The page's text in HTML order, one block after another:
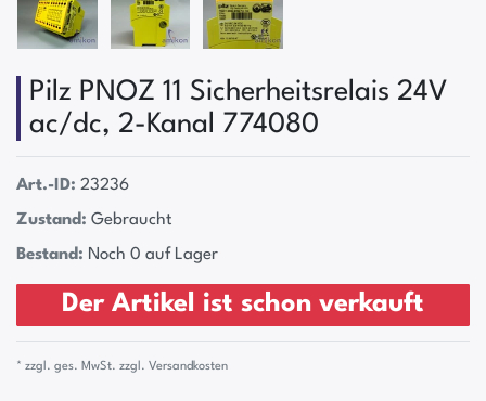
Pilz PNOZ 11 Sicherheitsrelais 24V
ac/dc, 2-Kanal 774080
Art.-ID: 23236
Zustand: Gebraucht
Bestand: Noch 0 auf Lager
Der Artikel ist schon verkauft
* zzgl. ges. MwSt. zzgl. Versandkosten